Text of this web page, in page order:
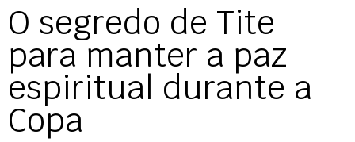
O segredo de Tite
para manter a paz
espiritual durante a
Copa